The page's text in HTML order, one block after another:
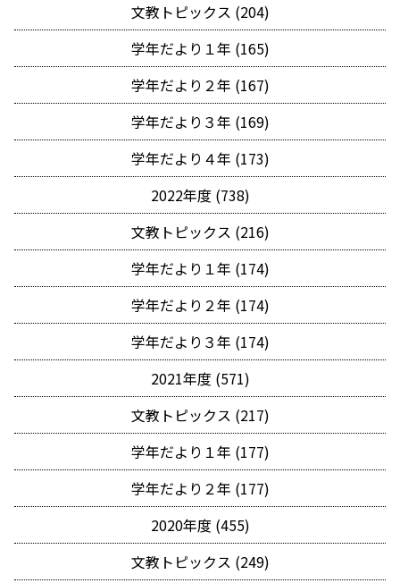
文教トピックス (204)
学年だより１年 (165)
学年だより２年 (167)
学年だより３年 (169)
学年だより４年 (173)
2022年度 (738)
文教トピックス (216)
学年だより１年 (174)
学年だより２年 (174)
学年だより３年 (174)
2021年度 (571)
文教トピックス (217)
学年だより１年 (177)
学年だより２年 (177)
2020年度 (455)
文教トピックス (249)